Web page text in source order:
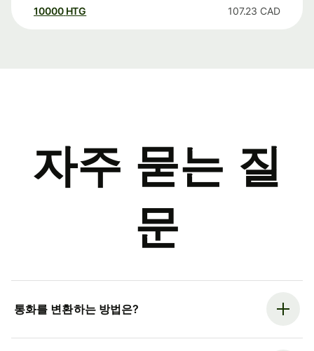
10000 HTG 107.23 CAD
자주 묻는 질
문
통화를 변환하는 방법은?